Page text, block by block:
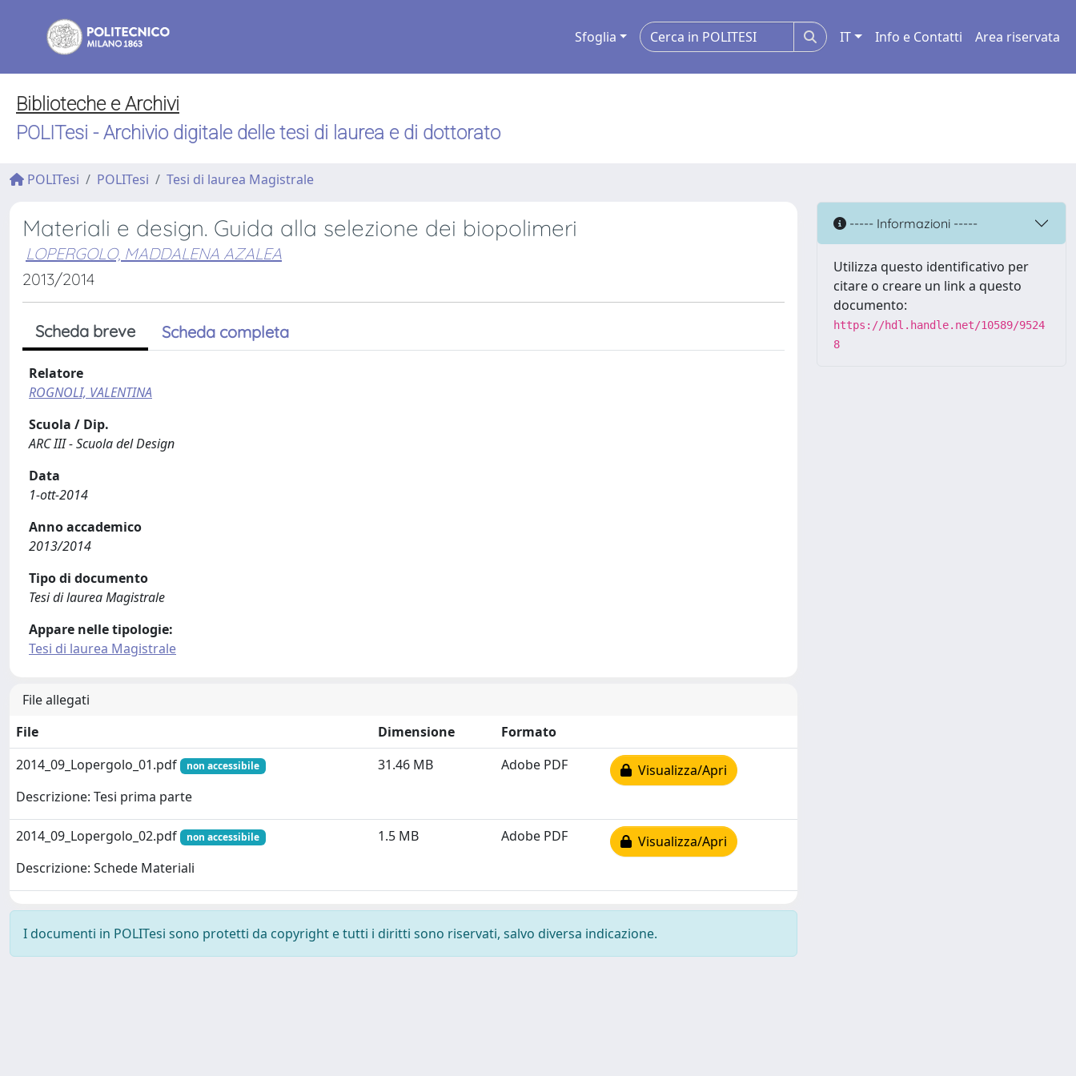
Sfoglia IT Info e Contatti Area riservata
Biblioteche e Archivi
POLITesi - Archivio digitale delle tesi di laurea e di dottorato
POLITesi POLITesi Tesi di laurea Magistrale
Materiali e design. Guida alla selezione dei biopolimeri
LOPERGOLO, MADDALENA AZALEA
2013/2014
Scheda breve Scheda completa
Relatore
ROGNOLI, VALENTINA
Scuola / Dip.
ARC III - Scuola del Design
Data
1-ott-2014
Anno accademico
2013/2014
Tipo di documento
Tesi di laurea Magistrale
Appare nelle tipologie:
Tesi di laurea Magistrale
File allegati
File
Dimensione
Formato
2014_09_Lopergolo_01.pdf
non accessibile
Descrizione: Tesi prima parte
31.46 MB Adobe PDF Visualizza/Apri
2014_09_Lopergolo_02.pdf non accessibile
Descrizione: Schede Materiali
1.5 MB Adobe PDF Visualizza/Apri
I documenti in POLITesi sono protetti da copyright e tutti i diritti sono riservati, salvo diversa indicazione.
----- Informazioni -----
Utilizza questo identificativo per
citare o creare un link a questo
documento:
https://hdl.handle.net/10589/9524
8